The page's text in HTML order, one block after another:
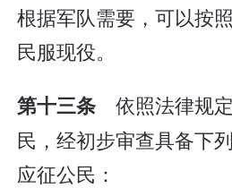
根据军队需要，可以按
民服现役。
第十三条 依照法律规
民，经初步审查具备下
应征公民：